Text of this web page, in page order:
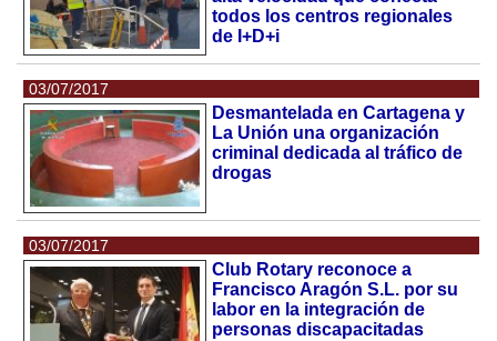
todos los centros regionales
de I+D+i
03/07/2017
Desmantelada en Cartagena y
La Unión una organización
criminal dedicada al tráfico de
drogas
03/07/2017
Club Rotary reconoce a
Francisco Aragón S.L. por su
labor en la integración de
personas discapacitadas